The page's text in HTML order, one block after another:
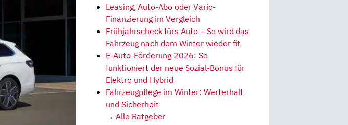
Leasing, Auto-Abo oder Vario-
Finanzierung im Vergleich
Frühjahrscheck fürs Auto – So wird das
Fahrzeug nach dem Winter wieder fit
E-Auto-Förderung 2026: So
funktioniert der neue Sozial-Bonus für
Elektro und Hybrid
Fahrzeugpflege im Winter: Werterhalt
und Sicherheit
→ Alle Ratgeber